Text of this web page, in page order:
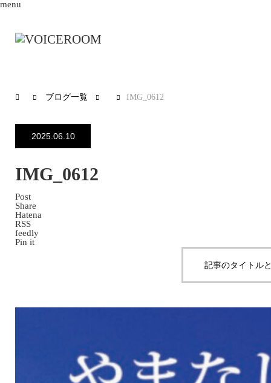
menu
ブログ一覧 IMG_0612
2025.06.10
IMG_0612
Post
Share
Hatena
RSS
feedly
Pin it
記事のタイトル